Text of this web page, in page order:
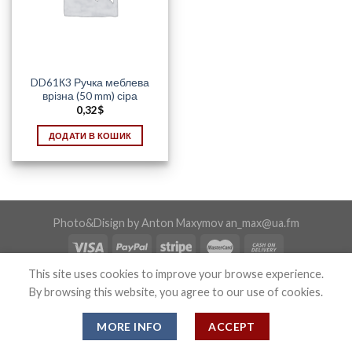
DD61К3 Ручка меблева
врізна (50 mm) сіра
0,32$
ДОДАТИ В КОШИК
Photo&Disign by Anton Maxymov an_max@ua.fm
Copyright 2026 ©Confix
This site uses cookies to improve your browse experience.
By browsing this website, you agree to our use of cookies.
MORE INFO ACCEPT